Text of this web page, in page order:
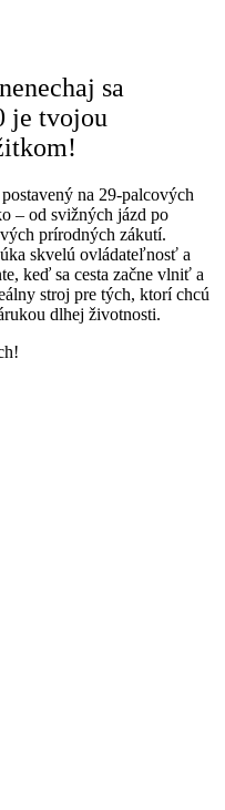
sa
je tvojou
na 29-palcových
– od svižných jázd po
prírodných zákutí.
skvelú ovládateľnosť a
keď sa cesta začne vlniť a
stroj pre tých, ktorí chcú
dlhej životnosti.